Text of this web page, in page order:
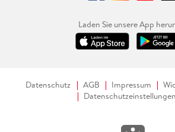
Laden Sie unsere App
Datenschutz AGB Impressum
Datenschutzeinstellungen